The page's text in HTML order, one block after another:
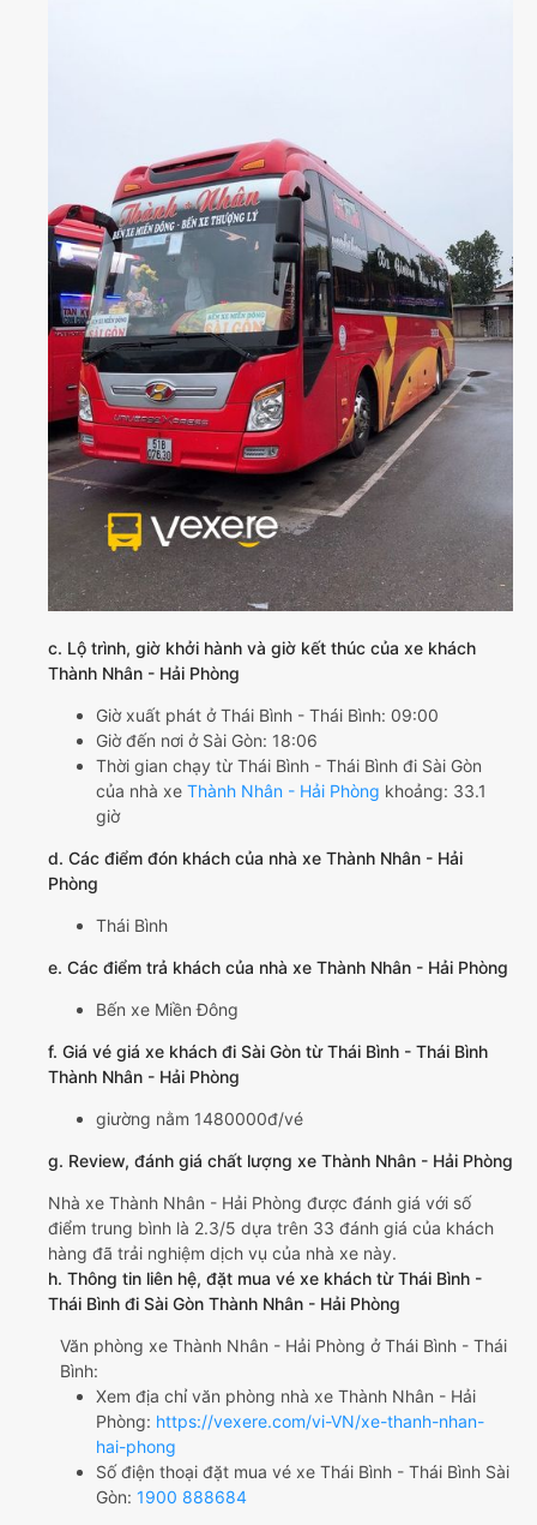
c. Lộ trình, giờ khởi hành và giờ kết thúc của xe khách
Thành Nhân - Hải Phòng
Giờ xuất phát ở Thái Bình - Thái Bình: 09:00
Giờ đến nơi ở Sài Gòn: 18:06
Thời gian chạy từ Thái Bình - Thái Bình đi Sài Gòn
của nhà xe Thành Nhân - Hải Phòng khoảng: 33.1
giờ
d. Các điểm đón khách của nhà xe Thành Nhân - Hải
Phòng
Thái Bình
e. Các điểm trả khách của nhà xe Thành Nhân - Hải Phòng
Bến xe Miền Đông
f. Giá vé giá xe khách đi Sài Gòn từ Thái Bình - Thái Bình
Thành Nhân - Hải Phòng
giường nằm 1480000đ/vé
g. Review, đánh giá chất lượng xe Thành Nhân - Hải Phòng
Nhà xe Thành Nhân - Hải Phòng được đánh giá với số
điểm trung bình là 2.3/5 dựa trên 33 đánh giá của khách
hàng đã trải nghiệm dịch vụ của nhà xe này.
h. Thông tin liên hệ, đặt mua vé xe khách từ Thái Bình -
Thái Bình đi Sài Gòn Thành Nhân - Hải Phòng
Văn phòng xe Thành Nhân - Hải Phòng ở Thái Bình - Thái
Bình:
Xem địa chỉ văn phòng nhà xe Thành Nhân - Hải
Phòng: https://vexere.com/vi-VN/xe-thanh-nhan-
hai-phong
Số điện thoại đặt mua vé xe Thái Bình - Thái Bình Sài
Gòn: 1900 888684